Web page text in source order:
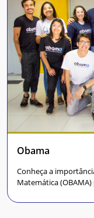
Obama
Conheça a
Matemática